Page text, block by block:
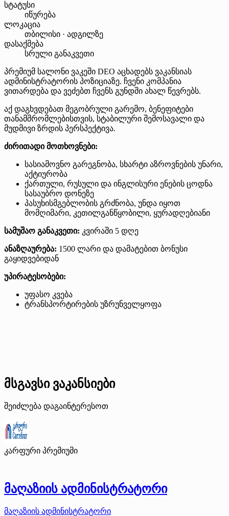
სტატუსი
იწურება
ლოკაცია
თბილისი · ადგილზე
დასაქმება
სრული განაკვეთი
პრემიუმ სალონი ვაკეში DEO აცხადებს ვაკანსიას
ადმინისტრატორის პოზიციაზე. ჩვენი კომპანია
ვითარდება და ვეძებთ ჩვენს გუნდში ახალ წევრებს.
აქ დაგხვდებათ მეგობრული გარემო, ბენეფიტები
თანამშრომლებისთვის, სტაბილური შემოსავალი და
მუდმივი ზრდის პერსპექტივა.
ძირითადი მოთხოვნები:
სასიამოვნო გარეგნობა, სხარტი აზროვნების უნარი,
აქტიურობა
ქართული, რუსული და ინგლისური ენების ცოდნა
სასაუბრო დონეზე
პასუხისმგებლობის გრძნობა, უნდა იყოთ
მომღიმარი, კეთილგანწყობილი, ყურადღებიანი
სამუშაო განაკვეთი: კვირაში 5 დღე
ანაზღაურება: 1500 ლარი და დამატებით ბონუსი
გაყიდვებიდან
უპირატესობები:
უფასო კვება
ტრანსპორტირების უზრუნველყოფა
მსგავსი ვაკანსიები
შეიძლება დაგაინტერესოთ
კარფური პრემიუმი
მაღაზიის ადმინისტრატორი
მაღაზიის ადმინისტრატორი